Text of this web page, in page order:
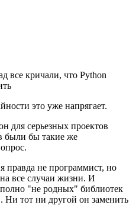
все кричали, что Python
это уже напрягает.
для серьезных проектов
были бы такие же
правда не программист, но
все случаи жизни. И
"не родных" библиотек
Ни тот ни другой он заменить